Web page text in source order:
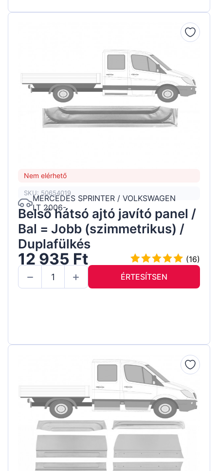
Nem elérhető
SKU: 50654019
MERCEDES SPRINTER / VOLKSWAGEN
LT 2006-
Belső hátsó ajtó javító panel /
Bal = Jobb (szimmetrikus) /
Duplafülkés
12 935 Ft
(16)
ÉRTESÍTSEN